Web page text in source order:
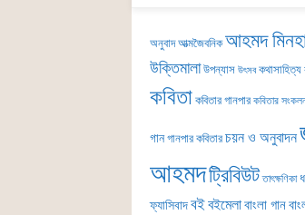
অনুবাদ আত্মজৈবনিক আহমদ
উক্তিমালা উপন্যাস উৎসব কথাসাহিত্য
কবিতা কবিতার গানপার কবিতার
গান গানপার কবিতার চয়ন ও অনুবাদন
আহমদট্রিবিউট তাৎক্ষণিকা
ফ্যাসিবাদবইবইমেলাবাংলা গান